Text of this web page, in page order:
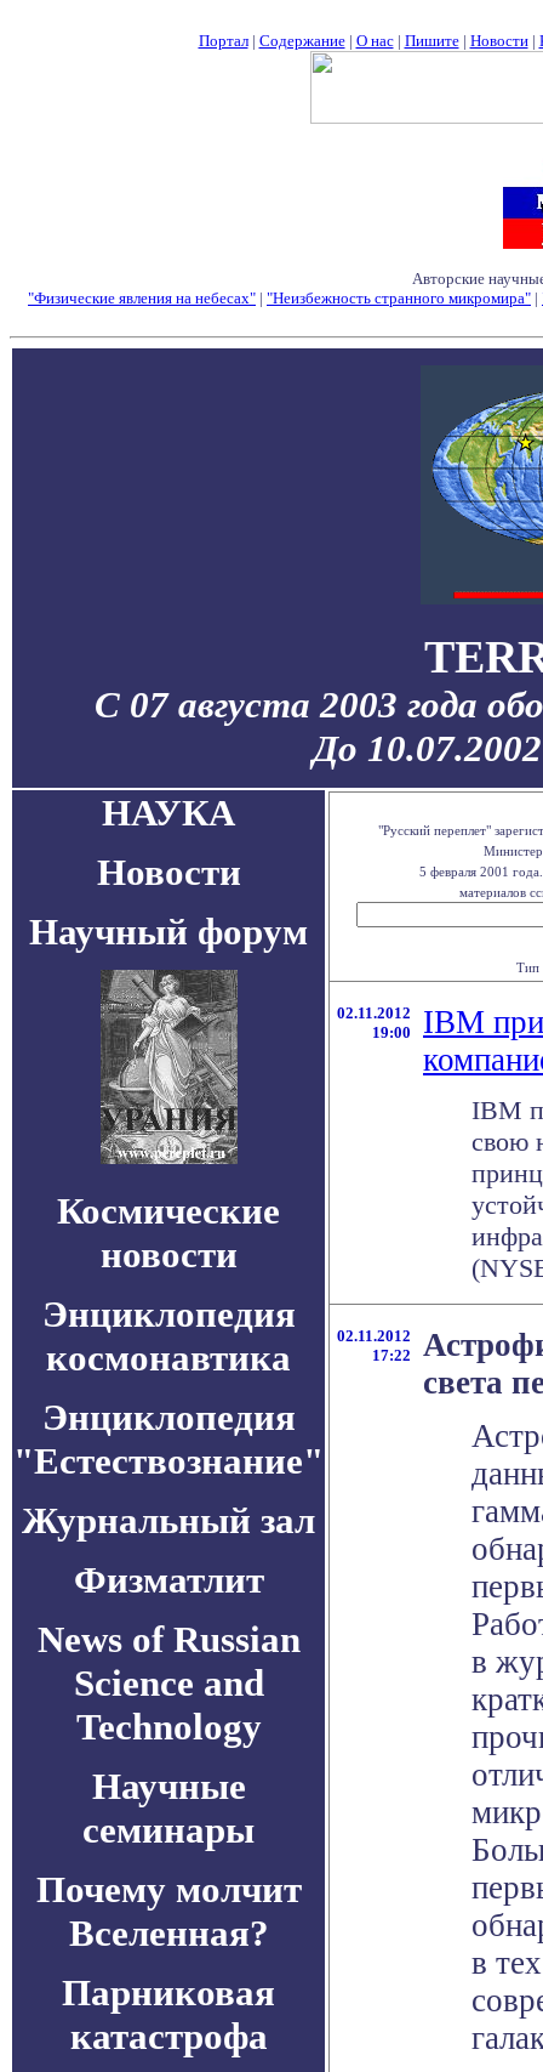
Портал| Содержание| О нас| Пишите| Новости|
Авторские
"Физические явления на небесах" | "Неизбежность странного микромира" |
С 07 августа 2003 года
До
НАУКА
Новости
Научный форум
Космические
новости
Энциклопедия
космонавтика
Энциклопедия
"Естествознание"
Журнальный зал
Физматлит
News of Russian
Science and
Technology
Научные
семинары
Почему молчит
Вселенная?
Парниковая
катастрофа
"Русский переплет"
5 февраля 2001
материалов
Тип
02.11.2012
19:00
IBM
IBM
свою
02.11.2012
17:22
света
в
в